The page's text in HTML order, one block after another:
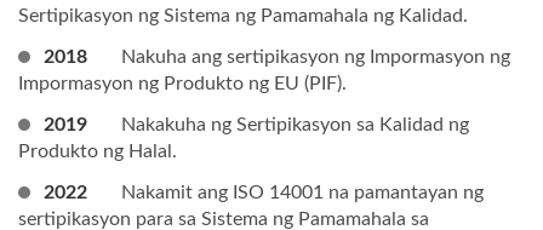
Sertipikasyon ng Sistema ng Pamamahala ng Kalidad.
2018
Nakuha ang sertipikasyon ng Impormasyon ng
Impormasyon ng Produkto ng EU (PIF).
2019
Nakakuha ng Sertipikasyon sa Kalidad ng
Produkto ng Halal.
2022
Nakamit ang ISO 14001 na pamantayan ng
sertipikasyon para sa Sistema ng Pamamahala sa